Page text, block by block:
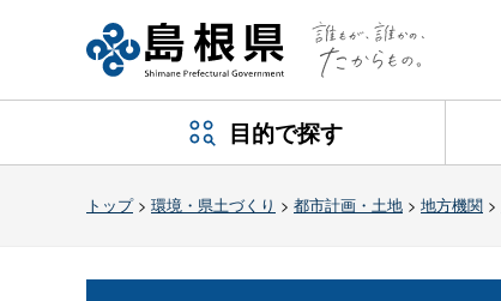
目的で探す
トップ> 環境・県土づくり > 都市計画・土地 > 地方機関 >